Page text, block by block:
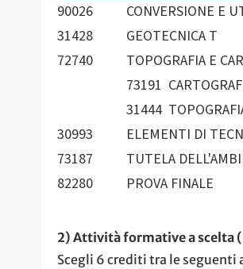
90026 CONVERSIONE E
31428
GEOTECNICA T
72740
TOPOGRAFIA E
73191
31444
30993
ELEMENTI DI
73187
TUTELA
82280
PROVA FINALE
2) Attività formative a scelta
Scegli 6 crediti tra le